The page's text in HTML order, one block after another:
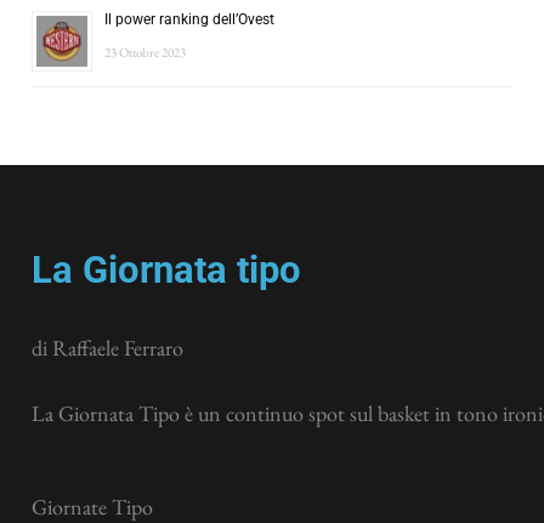
Il power ranking dell’Ovest
23 Ottobre 2023
La Giornata tipo
di Raffaele Ferraro
La Giornata Tipo è un continuo spot sul basket in tono
Giornate Tipo